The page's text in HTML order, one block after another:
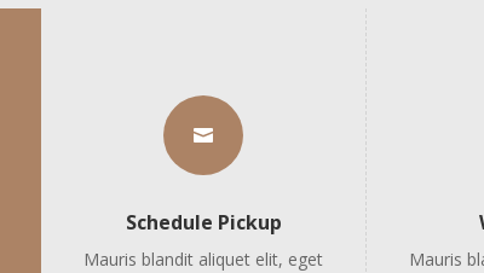

Schedule Pickup
Mauris blandit aliquet elit, eget
Mauris